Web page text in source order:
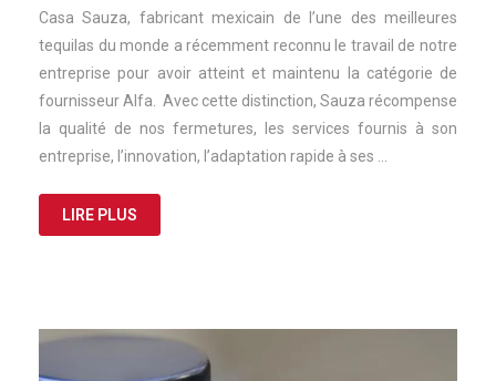
Casa Sauza, fabricant mexicain de l’une des meilleures
tequilas du monde a récemment reconnu le travail de notre
entreprise pour avoir atteint et maintenu la catégorie de
fournisseur Alfa. Avec cette distinction, Sauza récompense
la qualité de nos fermetures, les services fournis à son
entreprise, l’innovation, l’adaptation rapide à ses …
LIRE PLUS